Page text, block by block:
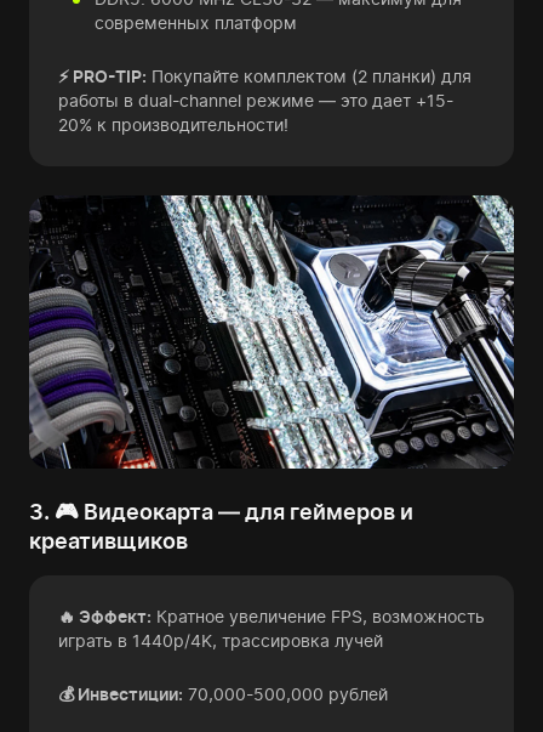
современных платформ
⚡ PRO-TIP: Покупайте комплектом (2 планки) для
работы в dual-channel режиме — это дает +15-
20% к производительности!
3. 🎮 Видеокарта — для геймеров и
креативщиков
🔥 Эффект: Кратное увеличение FPS, возможность
играть в 1440p/4K, трассировка лучей
💰 Инвестиции: 70,000-500,000 рублей